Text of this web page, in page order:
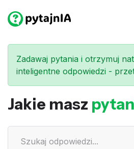
Zadawaj pytania i otrzymuj
inteligentne odpowiedzi -
Jakie masz